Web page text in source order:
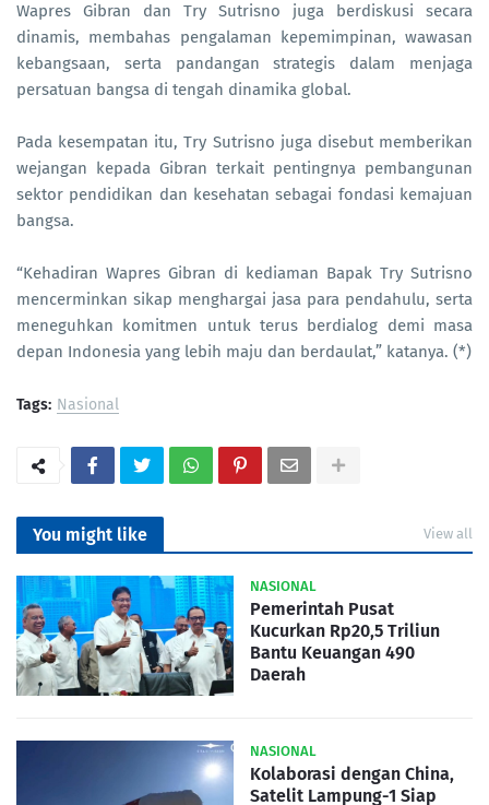
Wapres Gibran dan Try Sutrisno juga berdiskusi secara
dinamis, membahas pengalaman kepemimpinan, wawasan
kebangsaan, serta pandangan strategis dalam menjaga
persatuan bangsa di tengah dinamika global.
Pada kesempatan itu, Try Sutrisno juga disebut memberikan
wejangan kepada Gibran terkait pentingnya pembangunan
sektor pendidikan dan kesehatan sebagai fondasi kemajuan
bangsa.
“Kehadiran Wapres Gibran di kediaman Bapak Try Sutrisno
mencerminkan sikap menghargai jasa para pendahulu, serta
meneguhkan komitmen untuk terus berdialog demi masa
depan Indonesia yang lebih maju dan berdaulat,” katanya. (*)
Tags: Nasional
You might like View all
NASIONAL
Pemerintah Pusat
Kucurkan Rp20,5 Triliun
Bantu Keuangan 490
Daerah
NASIONAL
Kolaborasi dengan China,
Satelit Lampung-1 Siap